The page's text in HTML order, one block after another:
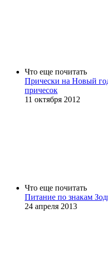
Что еще почитать
Прически на Новый
причесок
11 октября 2012
Что еще почитать
Питание по знакам
24 апреля 2013